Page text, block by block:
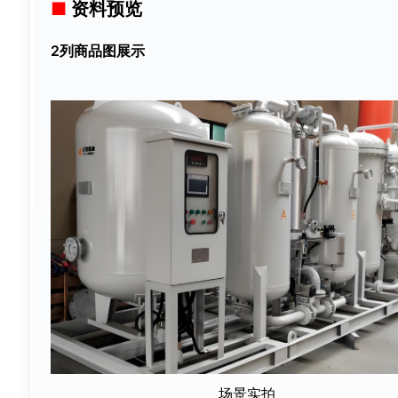
资料预览
2列商品图展示
场景实拍